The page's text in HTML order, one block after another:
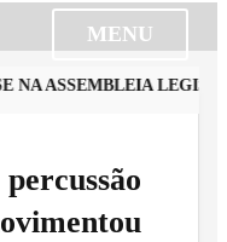
MENU
ASSEMBLEIA